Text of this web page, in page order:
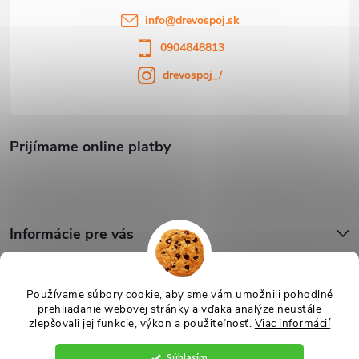
Používame súbory cookie, aby sme vám umožnili pohodlné
prehliadanie webovej stránky a vďaka analýze neustále
zlepšovali jej funkcie, výkon a použiteľnosť. Viac informácií
Prijímame online platby
info@drevospoj.sk
0904848813
drevospoj_/
Informácie pre vás
cookies